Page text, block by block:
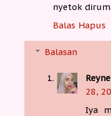
nyetok
Balas Hapus
Balasan
28,
Iya